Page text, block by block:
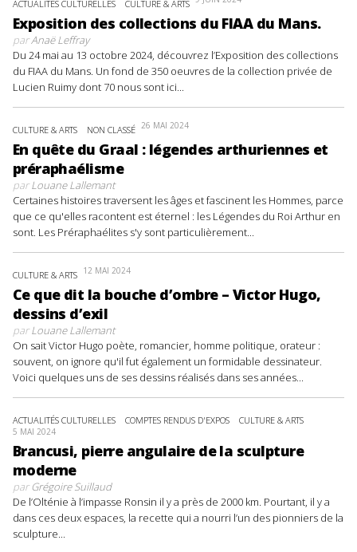
ACTUALITÉS CULTURELLES CULTURE & ARTS
Exposition des collections du FIAA du Mans.
parAnaë Leffray
Du 24 mai au 13 octobre 2024, découvrez l’Exposition des collections
du FIAA du Mans. Un fond de 350 oeuvres de la collection privée de
Lucien Ruimy dont 70 nous sont ici...
CULTURE & ARTS NON CLASSÉ 26 MAI 2024
En quête du Graal : légendes arthuriennes et
préraphaélisme
parLouane Lallemant
Certaines histoires traversent les âges et fascinent les Hommes, parce
que ce qu'elles racontent est éternel : les Légendes du Roi Arthur en
sont. Les Préraphaélites s'y sont particulièrement...
CULTURE & ARTS 12 MAI 2024
Ce que dit la bouche d’ombre – Victor Hugo,
dessins d’exil
parLouane Lallemant
On sait Victor Hugo poète, romancier, homme politique, orateur :
souvent, on ignore qu'il fut également un formidable dessinateur.
Voici quelques uns de ses dessins réalisés dans ses années...
ACTUALITÉS CULTURELLES COMPTES RENDUS D'EXPOS CULTURE & ARTS
5 MAI 2024
Brancusi, pierre angulaire de la sculpture
moderne
parGrégoire Suillaud
De l’Olténie à l’impasse Ronsin il y a près de 2000 km. Pourtant, il y a
dans ces deux espaces, la recette qui a nourri l’un des pionniers de la
sculpture...